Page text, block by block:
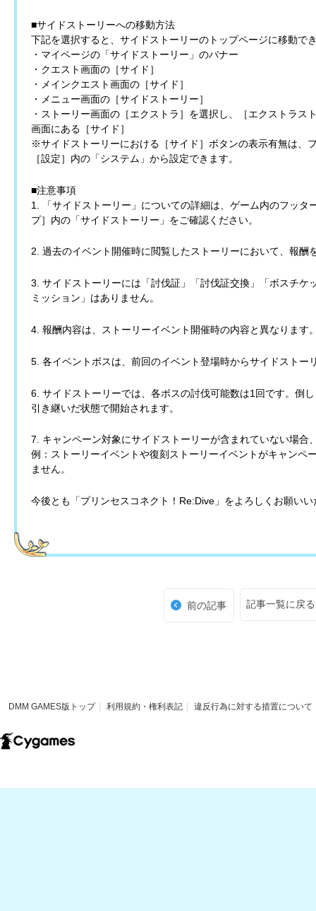
■サイドストーリーへの移動方法
下記を選択すると、サイドストーリーのトップページに移動で
・マイページの「サイドストーリー」のバナー
・クエスト画面の［サイド］
・メインクエスト画面の［サイド］
・メニュー画面の［サイドストーリー］
・ストーリー画面の［エクストラ］を選択し、［エクストラ
画面にある［サイド］
※サイドストーリーにおける［サイド］ボタンの表示有無は、
［設定］内の「システム」から設定できます。
■注意事項
1. 「サイドストーリー」についての詳細は、ゲーム内のフッタ
プ］内の「サイドストーリー」をご確認ください。
2. 過去のイベント開催時に閲覧したストーリーにおいて、報酬
3. サイドストーリーには「討伐証」「討伐証交換」「ボスチケ
ミッション」はありません。
4. 報酬内容は、ストーリーイベント開催時の内容と異なります
5. 各イベントボスは、前回のイベント登場時からサイドストー
6. サイドストーリーでは、各ボスの討伐可能数は1回です。倒
引き継いだ状態で開始されます。
7. キャンペーン対象にサイドストーリーが含まれていない場合
例：ストーリーイベントや復刻ストーリーイベントがキャンペ
ません。
今後とも「プリンセスコネクト！Re:Dive」をよろしくお願いい
前の記事 記事一覧に戻る
DMM GAMES版トップ 利用規約・権利表記 違反行為に対する措置について